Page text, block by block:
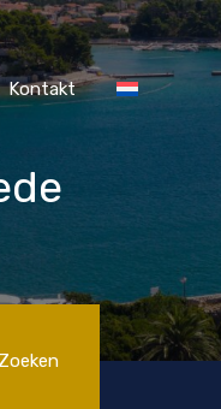
Kontakt
Kontakt
Zoeken